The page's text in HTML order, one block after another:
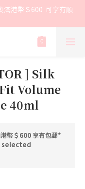
滿港幣＄600  可享有順
] Silk
Volume
40ml
幣＄600 享有包郵*
selected